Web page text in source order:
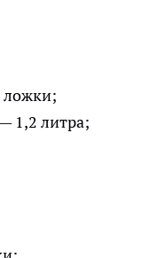
ложки;
1,2 литра;